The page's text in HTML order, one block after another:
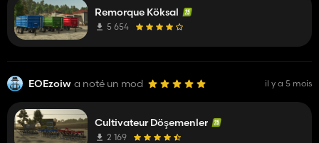
Remorque Köksal
5 654
EOEzoiw a noté un mod il y a 5 mois
Cultivateur Döşemenler
2 169